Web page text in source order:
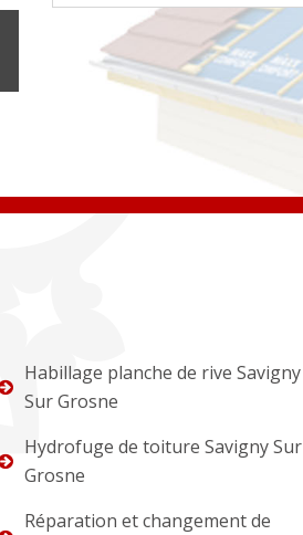
Habillage planche de rive Savigny
Sur Grosne
Hydrofuge de toiture Savigny Sur
Grosne
Réparation et changement de